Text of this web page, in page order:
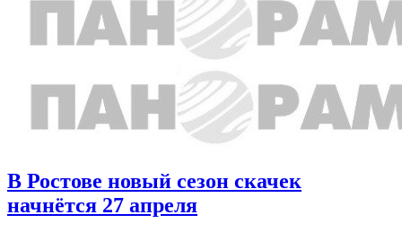
В Ростове новый сезон скачек
начнётся 27 апреля